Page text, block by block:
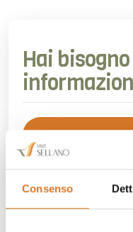
Consenso
Hai